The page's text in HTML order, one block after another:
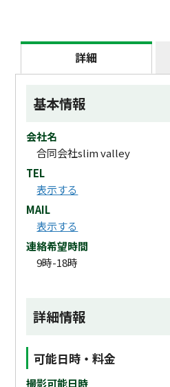
詳細
基本情報
会社名
合同会社slim valley
TEL
表示する
MAIL
表示する
連絡希望時間
9時-18時
詳細情報
可能日時・料金
撮影可能日時